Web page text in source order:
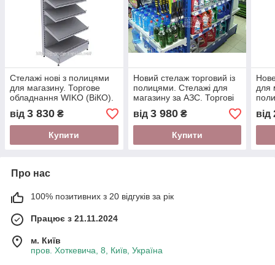
Стелажі нові з полицями
для магазину. Торгове
обладнання WIKO (ВіКО).
Стелаж торговий в
автомагазин
від 3 830 ₴
Купити
Новий стелаж торговий із
полицями. Стелажі для
магазину за АЗС. Торгові
стелажі WIKO (Віко)
від 3 980₴
Купити
для
від
Про нас
100% позитивних з 20 відгуків за рік
Працює з 21.11.2024
м. Київ
пров. Хоткевича, 8, Київ, Україна